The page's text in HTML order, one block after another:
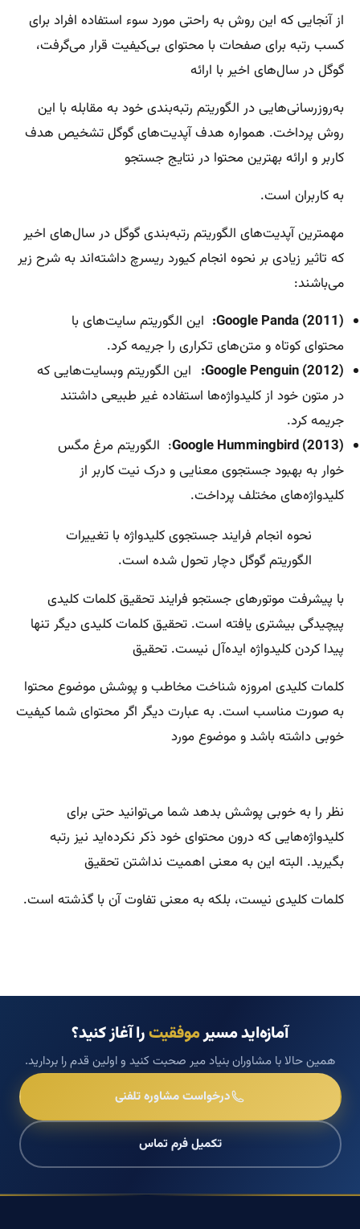
از آنجایی که این روش به راحتی مورد سوء استفاده افراد برای
کسب رتبه برای صفحات با محتوای بی‌کیفیت قرار می‌گرفت،
گوگل در سال‌های اخیر با ارائه
به‌روزرسانی‌هایی در الگوریتم رتبه‌بندی خود به مقابله با این
روش پرداخت. همواره هدف آپدیت‌های گوگل تشخیص هدف
کاربر و ارائه بهترین محتوا در نتایج جستجو
به کاربران است.
مهمترین آپدیت‌های الگوریتم رتبه‌بندی گوگل در سال‌های اخیر
که تاثیر زیادی بر نحوه انجام کیورد ریسرچ داشته‌اند به شرح زیر
می‌باشند:
Google Panda (2011):
این الگوریتم سایت‌های با
محتوای کوتاه و متن‌های تکراری را جریمه کرد.
Google Penguin (2012):
این الگوریتم وبسایت‌هایی که
در متون خود از کلیدواژه‌ها استفاده غیر طبیعی داشتند
جریمه کرد.
Google Hummingbird (2013): الگوریتم مرغ مگس
خوار به بهبود جستجوی معنایی و درک نیت کاربر از
کلیدواژه‌های مختلف پرداخت.
نحوه انجام فرایند جستجوی کلیدواژه با تغییرات
الگوریتم گوگل دچار تحول شده است.
با پیشرفت موتورهای جستجو فرایند تحقیق کلمات کلیدی
پیچیدگی بیشتری یافته ‌است. تحقیق کلمات کلیدی دیگر تنها
پیدا کردن کلیدواژه ایده‌آل نیست. تحقیق
کلمات کلیدی امروزه شناخت مخاطب و پوشش موضوع محتوا
به صورت مناسب است. به عبارت دیگر اگر محتوای شما کیفیت
خوبی داشته باشد و موضوع مورد
نظر را به خوبی پوشش بدهد شما می‌توانید حتی برای
کلیدواژه‌هایی که درون محتوای خود ذکر نکرده‌اید نیز رتبه
بگیرید. البته این به معنی اهمیت نداشتن تحقیق
کلمات کلیدی نیست، بلکه به معنی تفاوت آن با گذشته است.
آمازه‌اید مسیرموفقیترا آغاز کنید؟
همین حالا با مشاوران بنیاد میر صحبت کنید و اولین قدم را بردارید.
درخواست مشاوره تلفنی
تکمیل فرم تماس